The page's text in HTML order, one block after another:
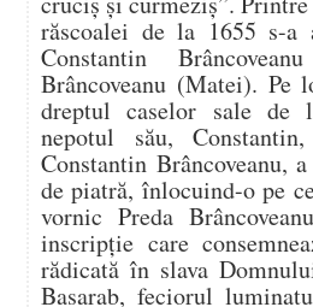
răscoalei de la 1655 s-
Constantin
Brâncoveanu (Matei). Pe
dreptul caselor sale de
nepotul său,
Constantin Brâncoveanu,
de piatră, înlocuind-o pe
vornic Preda
inscripție care
rădicată în slava
Basarab, feciorul